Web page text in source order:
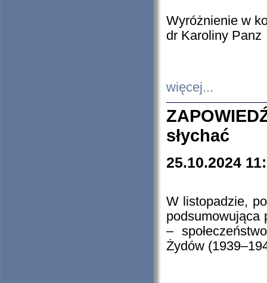
Wyróżnienie w
dr Karoliny Panz
więcej...
słychać
25.10.2024
W listopadzie,
podsumowująca
–
Żydów